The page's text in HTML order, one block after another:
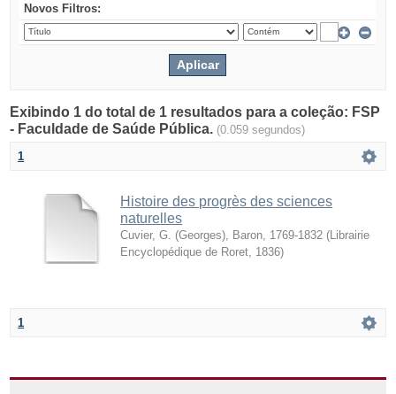
Novos Filtros:
Exibindo 1 do total de 1 resultados para a coleção: FSP
- Faculdade de Saúde Pública. (0.059 segundos)
1
Histoire des progrès des sciences
naturelles
Cuvier, G. (Georges), Baron, 1769-1832 ( Librairie
Encyclopédique de Roret 1836)
1